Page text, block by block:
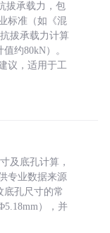
拔承载力，包
标准（如《混
拔承载力计算
约80kN）。
议，适用于工
及底孔计算，
专业数据来源
底孔尺寸的常
），并